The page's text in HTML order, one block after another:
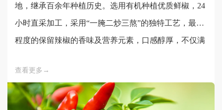
地，继承百余年种植历史。选用有机种植优质鲜椒，24
小时直采加工，采用“一腌二炒三熬”的独特工艺，最大
程度的保留辣椒的香味及营养元素，口感醇厚，不仅满
费者提供佐餐、烹饪、调味的最佳美食搭档。
查看更多→